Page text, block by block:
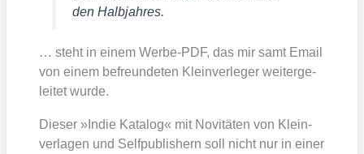
den Halb­jah­res.
… steht in einem Wer­be-PDF, das mir samt Email
von einem befreun­de­ten Klein­ver­le­ger wei­ter­ge­
lei­tet wur­de.
Die­ser »Indie Kata­log« mit Novi­tä­ten von Klein­
ver­la­gen und Self­pu­blishern soll nicht nur in einer